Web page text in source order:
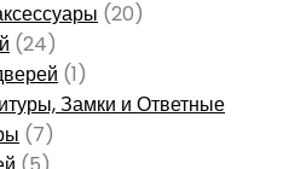
(20)
(24)
(1)
Замки и Ответные
(7)